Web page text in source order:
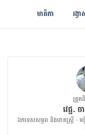
មាតិកា រង្
ត្រួ
វេជ្ជ
ឯកទេសសម្ភព និងរោគស្ត្រី · ម​ន្